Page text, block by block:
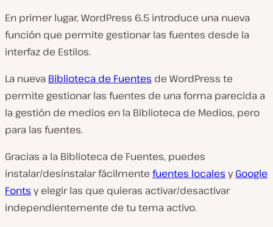
En primer lugar, WordPress 6.5 introduce una nueva
función que permite gestionar las fuentes desde la
interfaz de Estilos.
La nueva Biblioteca de Fuentes de WordPress te
permite gestionar las fuentes de una forma parecida a
la gestión de medios en la Biblioteca de Medios, pero
para las fuentes.
Gracias a la Biblioteca de Fuentes, puedes
instalar/desinstalar fácilmente fuentes locales yGoogle
Fonts y elegir las que quieras activar/desactivar
independientemente de tu tema activo.